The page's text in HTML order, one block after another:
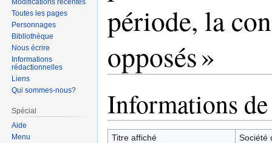
période, la
opposés »
la
navigation
la
recherche
Informations de
Titre affiché
Société
Toutes les pages
Personnages
Bibliothèque
Nous écrire
Informations
rédactionnelles
Liens
Qui sommes-nous?
Spécial
Aide
Menu